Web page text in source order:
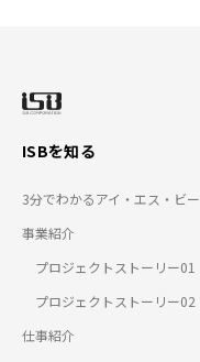
ISBを知る
3分でわかるアイ・エス・ビー
事業紹介
プロジェクトストーリー01
プロジェクトストーリー02
仕事紹介